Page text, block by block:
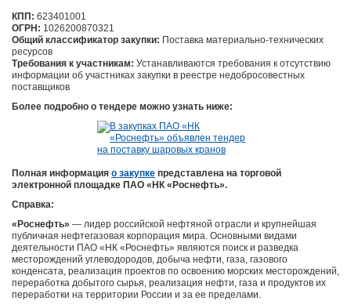
КПП: 623401001
ОГРН: 1026200870321
Общий классификатор закупки: Поставка материально-технических
ресурсов
Требования к участникам: Устанавливаются требования к отсутствию
информации об участниках закупки в реестре недобросовестных
поставщиков
Более подробно о тендере можно узнать ниже:
Полная информация о закупке представлена на торговой
электронной площадке ПАО «НК «Роснефть».
Справка:
«Роснефть» — лидер российской нефтяной отрасли и крупнейшая
публичная нефтегазовая корпорация мира. Основными видами
деятельности ПАО «НК «Роснефть» являются поиск и разведка
месторождений углеводородов, добыча нефти, газа, газового
конденсата, реализация проектов по освоению морских месторождений,
переработка добытого сырья, реализация нефти, газа и продуктов их
переработки на территории России и за ее пределами.